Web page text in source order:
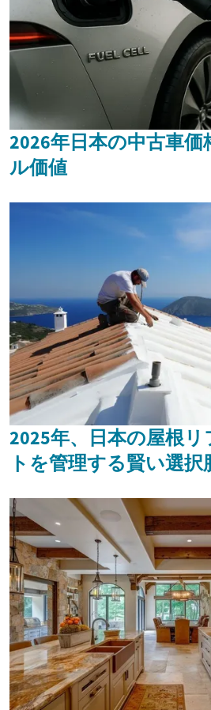
2026年日本の中古車
ル価値
2025年、日本の屋根
トを管理する賢い選択